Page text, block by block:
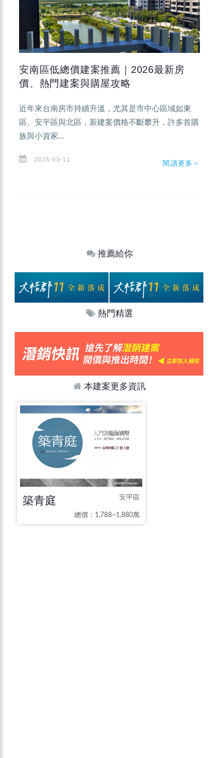
安南區低總價建案推薦｜2026最新房
價、熱門建案與購屋攻略
近年來台南房市持續升溫，尤其是市中心區域如東
區、安平區與北區，新建案價格不斷攀升，許多首購
族與小資家...
2026-03-11 閱讀更多＞
推薦給你
熱門精選
本建案更多資訊
築青庭 安平區
總價：1,788~1,880萬